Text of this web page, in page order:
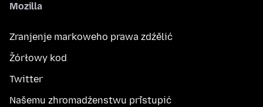
Mozilla
Zranjenje markoweho prawa zdźělić
Žórłowy kod
Twitter
Našemu zhromadźenstwu přistupić